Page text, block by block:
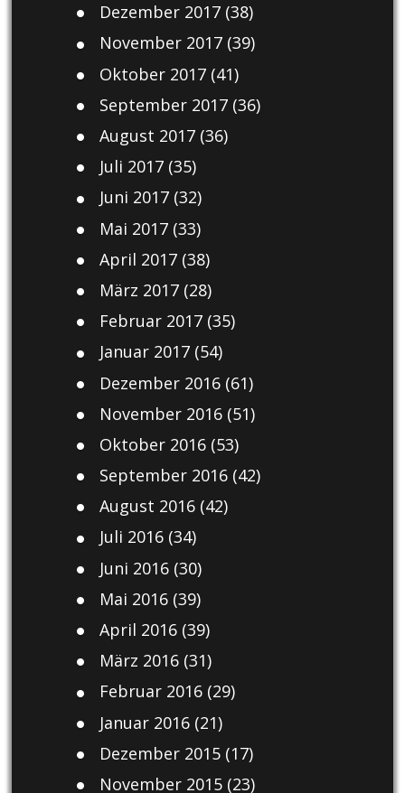
Dezember 2017(38)
November 2017(39)
Oktober 2017(41)
September 2017(36)
August 2017(36)
Juli 2017(35)
Juni 2017(32)
Mai 2017(33)
April 2017(38)
März 2017(28)
Februar 2017(35)
Januar 2017(54)
Dezember 2016(61)
November 2016(51)
Oktober 2016(53)
September 2016(42)
August 2016(42)
Juli 2016(34)
Juni 2016(30)
Mai 2016(39)
April 2016(39)
März 2016(31)
Februar 2016(29)
Januar 2016(21)
Dezember 2015(17)
November 2015(23)